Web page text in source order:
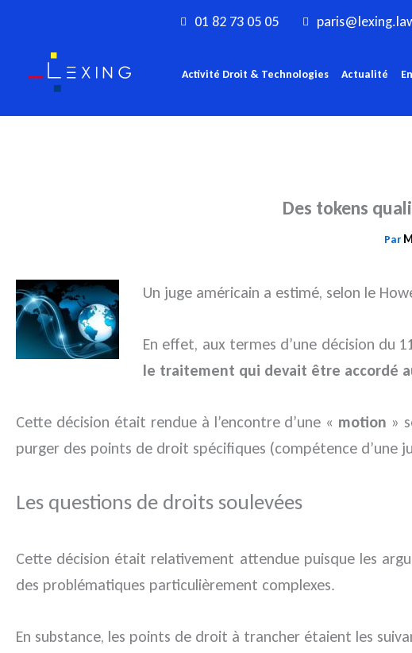
contenu
01 82 73 05 05
Activité Droit & Technologies Actualité
Des tokens
Par
Un juge américain a estimé, selon le
En effet, aux termes d’une décision du
le traitement qui devait être accordé
Cette décision était rendue à l’encontre d’une « motion »
purger des points de droit spécifiques (compétence
Les questions de droits soulevées
Cette décision était relativement attendue puisque les
des problématiques particulièrement complexes.
En substance, les points de droit à trancher étaient les